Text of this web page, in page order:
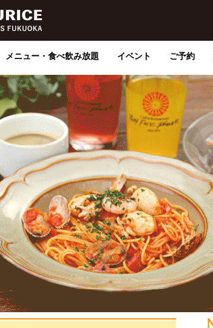
メニュー・食べ飲み放題 イベント ご予約